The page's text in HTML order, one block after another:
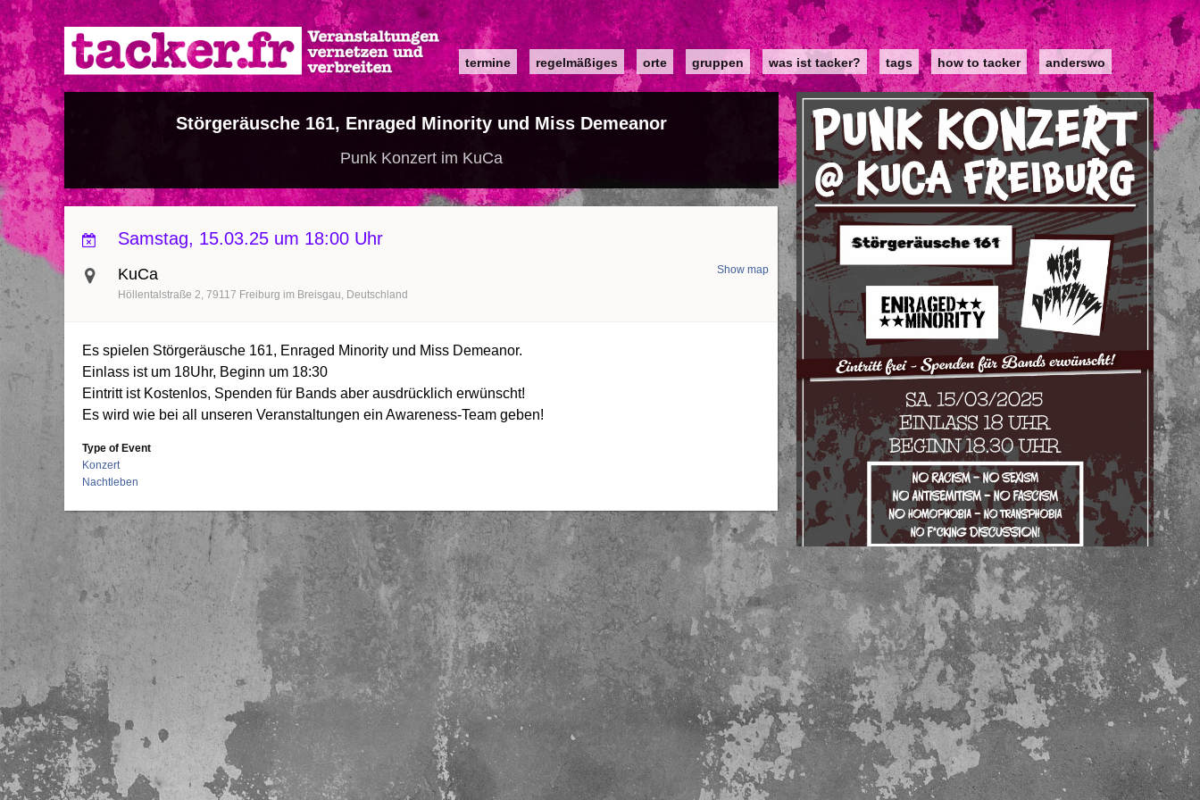
Direkt
zum
Inhalt
Main
navigation
termine regelmäßiges orte gruppen was ist tacker? tags how to tacker anderswo
Störgeräusche 161, Enraged Minority und Miss Demeanor
Punk Konzert im KuCa
Samstag, 15.03.25 um 18:00 Uhr
KuCa
Höllentalstraße 2 79117 Freiburg im Breisgau Deutschland
Show map
Es spielen Störgeräusche 161, Enraged Minority und Miss Demeanor.
Einlass ist um 18Uhr, Beginn um 18:30
Eintritt ist Kostenlos, Spenden für Bands aber ausdrücklich erwünscht!
Es wird wie bei all unseren Veranstaltungen ein Awareness-Team geben!
Type of Event
Konzert
Nachtleben